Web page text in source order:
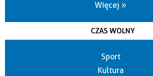
Więcej »
CZAS WOLNY
Sport
Kultura